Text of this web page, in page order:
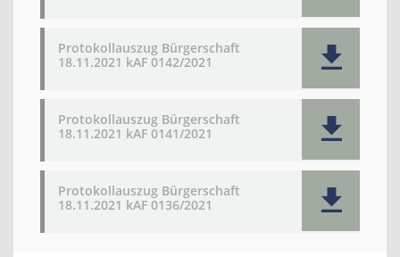
Protokollauszug Bürgerschaft
18.11.2021 kAF 0142/2021
Protokollauszug Bürgerschaft
18.11.2021 kAF 0141/2021
Protokollauszug Bürgerschaft
18.11.2021 kAF 0136/2021